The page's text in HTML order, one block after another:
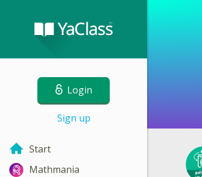
Login
Sign up
Start
Mathmania